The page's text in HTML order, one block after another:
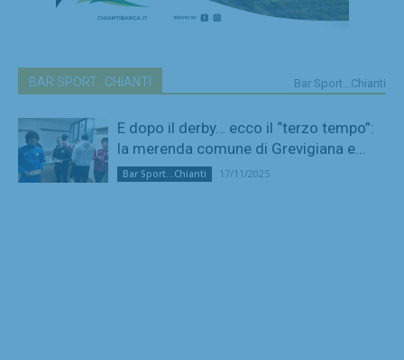
BAR SPORT...CHIANTI Bar Sport...Chianti
E dopo il derby… ecco il “terzo tempo”:
la merenda comune di Grevigiana e...
Bar Sport...Chianti 17/11/2025